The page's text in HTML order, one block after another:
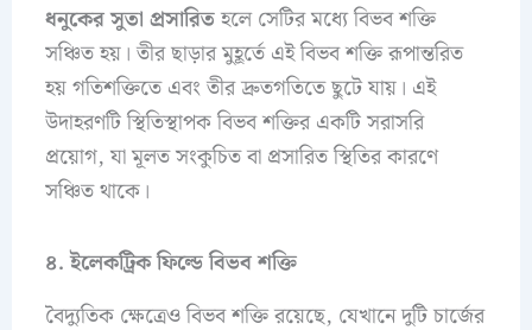
ধনুকের সুতা প্রসারিতহলে সেটির মধ্যে বিভব শক্তি
সঞ্চিত হয়। তীর ছাড়ার মুহূর্তে এই বিভব শক্তি রূপান্তরিত
হয় গতিশক্তিতে এবং তীর দ্রুতগতিতে ছুটে যায়। এই
উদাহরণটি স্থিতিস্থাপক বিভব শক্তির একটি সরাসরি
প্রয়োগ, যা মূলত সংকুচিত বা প্রসারিত স্থিতির কারণে
সঞ্চিত থাকে।
৪. ইলেকট্রিক ফিল্ডে বিভব শক্তি
বৈদ্যুতিক ক্ষেত্রেও বিভব শক্তি রয়েছে, যেখানে দুটি চার্জের